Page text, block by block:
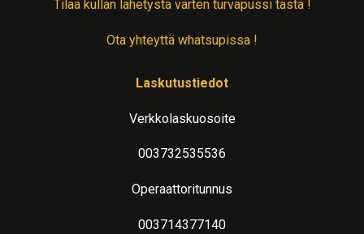
Tilaa kullan lähetystä varten turvapussi tästä !
Ota yhteyttä whatsupissa !
Laskutustiedot
Verkkolaskuosoite
003732535536
Operaattoritunnus
003714377140